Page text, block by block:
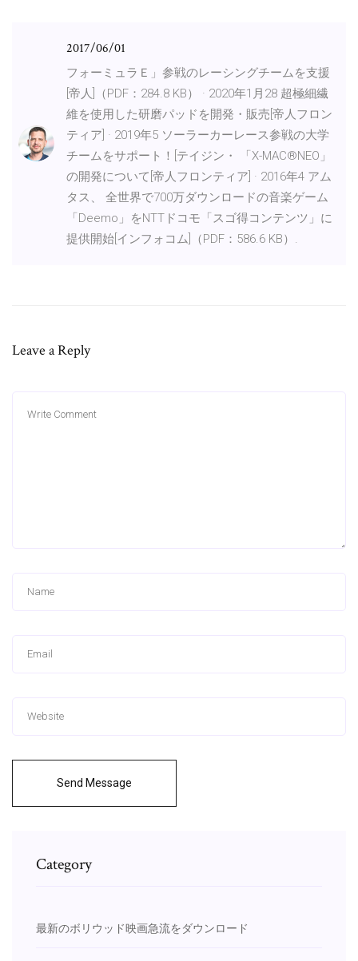
2017/06/01
フォーミュラＥ」参戦のレーシングチームを支援
[帝人]（PDF：284.8 KB） · 2020年1月28 超極細繊
維を使用した研磨パッドを開発・販売[帝人フロン
ティア] · 2019年5 ソーラーカーレース参戦の大学
チームをサポート！[テイジン・ 「X-MAC®NEO」
の開発について[帝人フロンティア] · 2016年4 アム
タス、 全世界で700万ダウンロードの音楽ゲーム
「Deemo」をNTTドコモ「スゴ得コンテンツ」に
提供開始[インフォコム]（PDF：586.6 KB）.
Leave a Reply
Send Message
Category
最新のボリウッド映画急流をダウンロード